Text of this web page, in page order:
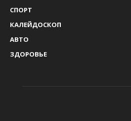
СПОРТ
КАЛЕЙДОСКОП
АВТО
ЗДОРОВЬЕ